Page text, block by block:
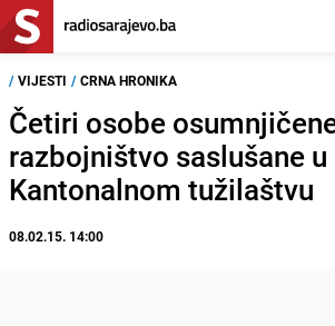
/ VIJESTI / CRNA HRONIKA
Četiri osobe
razbojništvo saslušane u
Kantonalnom tužilaštvu
08.02.15. 14:00